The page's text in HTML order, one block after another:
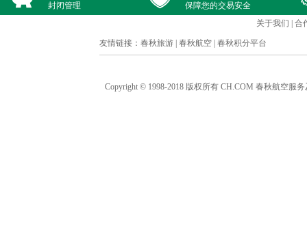
封闭管理
保障您的交易安全
关于我们
合
友情链接： 春秋旅游 春秋航空 春秋积分平台
Copyright © 1998-2018 版权所有 CH.COM 春秋航空服